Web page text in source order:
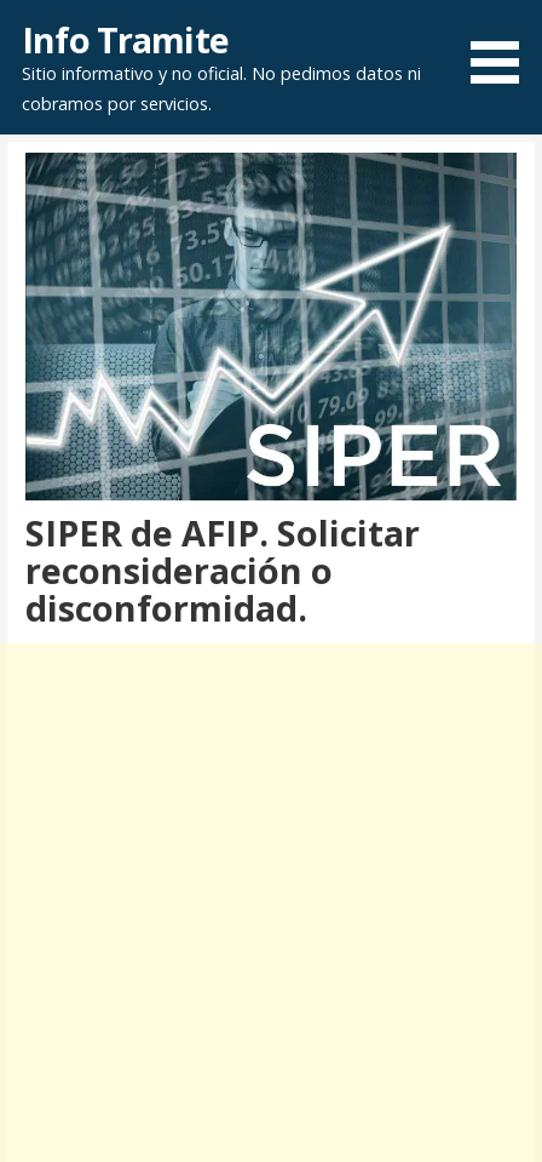
contenido
Info Tramite
Sitio informativo y no oficial. No pedimos datos ni
cobramos por servicios.
SIPER de AFIP. Solicitar
reconsideración o
disconformidad.